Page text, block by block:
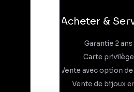
Acheter &
Garantie 2 ans
Carte privilège
Vente avec option
Vente de bijoux